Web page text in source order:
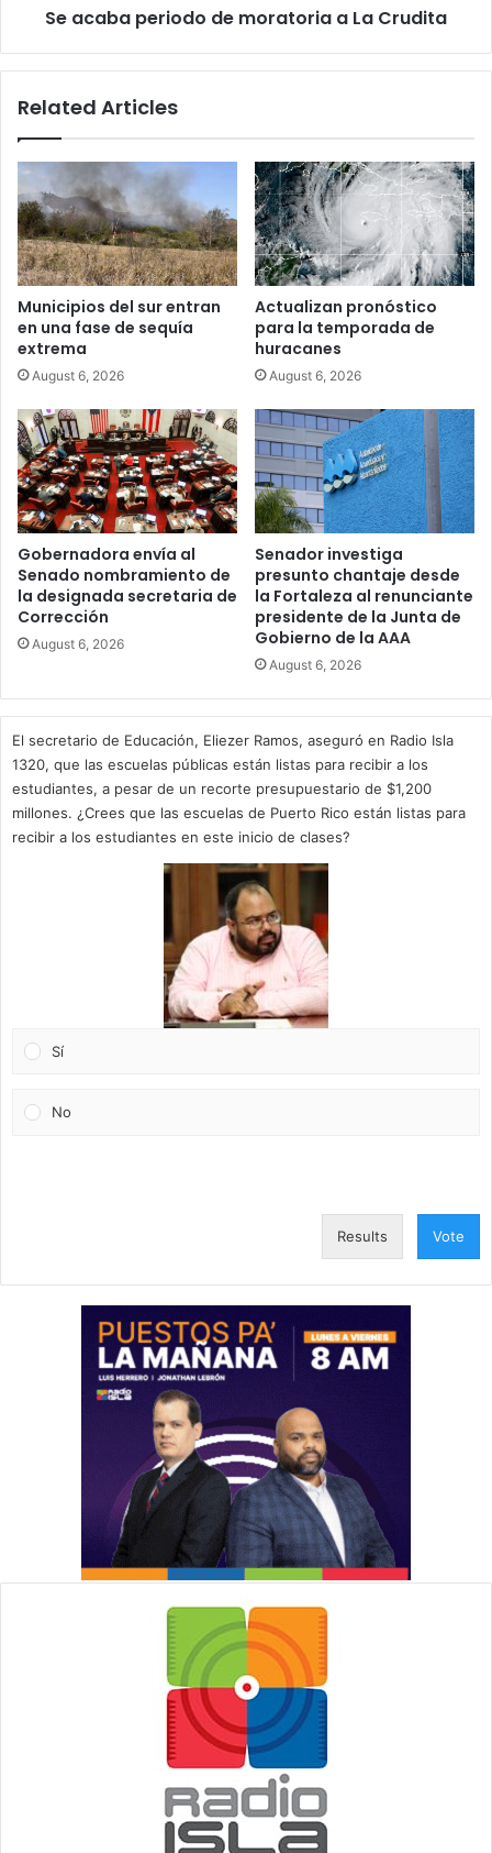
Se acaba periodo de moratoria a La Crudita
Related Articles
Municipios del sur entran
en una fase de sequía
extrema
August 6, 2026
Actualizan pronóstico
para la temporada de
huracanes
August 6, 2026
Gobernadora envía al
Senado nombramiento de
la designada secretaria de
Corrección
August 6, 2026
Senador investiga
presunto chantaje desde
la Fortaleza al renunciante
presidente de la Junta de
Gobierno de la AAA
August 6, 2026
El secretario de Educación, Eliezer Ramos, aseguró en Radio Isla
1320, que las escuelas públicas están listas para recibir a los
estudiantes, a pesar de un recorte presupuestario de $1,200
millones. ¿Crees que las escuelas de Puerto Rico están listas para
recibir a los estudiantes en este inicio de clases?
Sí
No
Results Vote